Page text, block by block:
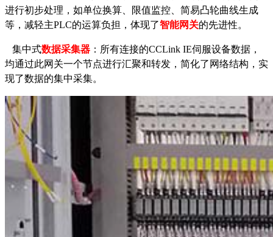
进行初步处理，如单位换算、限值监控、简易凸轮曲线生成
等，减轻主PLC的运算负担，体现了智能网关的先进性。
集中式数据采集器 ：所有连接的CCLink IE伺服设备数据，
均通过此网关一个节点进行汇聚和转发，简化了网络结构，实
现了数据的集中采集。